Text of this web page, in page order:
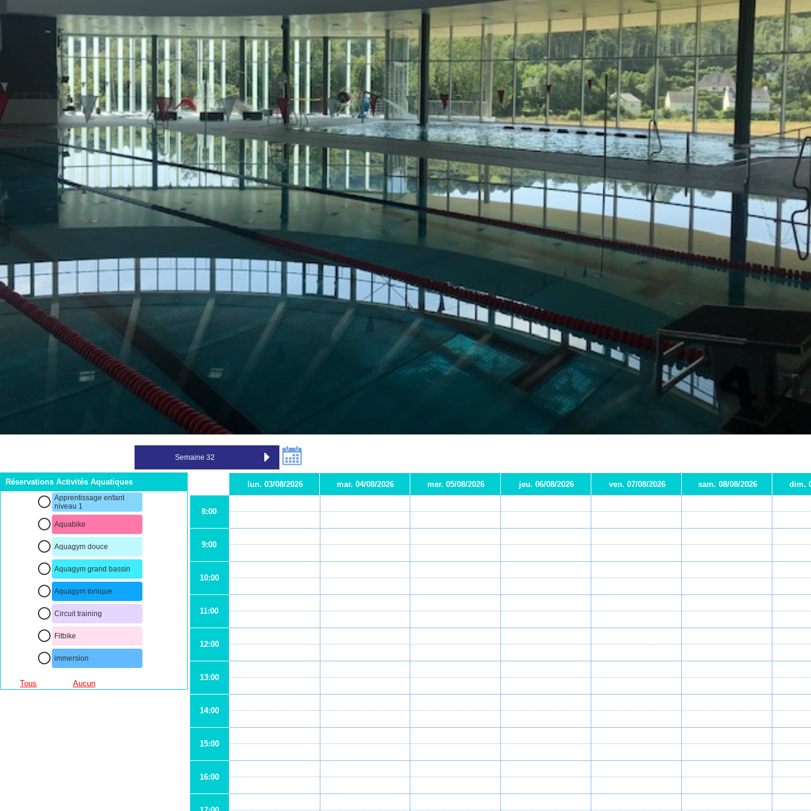
Réservations Activités Aquatiques
Apprentissage enfant
niveau 1
Aquabike
Aquagym douce
Aquagym grand bassin
Aquagym tonique
Circuit training
Fitbike
immersion
Tous Aucun
lun. 03/08/2026 mar. 04/08/2026 mer. 05/08/2026 jeu. 06/08/2026 ven. 07/08/2026 sam. 08/08/2026 dim.
8:00
9:00
10:00
11:00
12:00
13:00
14:00
15:00
16:00